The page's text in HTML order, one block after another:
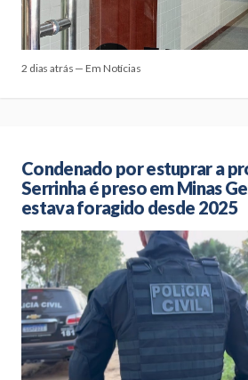
2 dias atrás — Em Notícias
Condenado por estuprar a
Serrinha é preso em Minas
estava foragido desde 2025